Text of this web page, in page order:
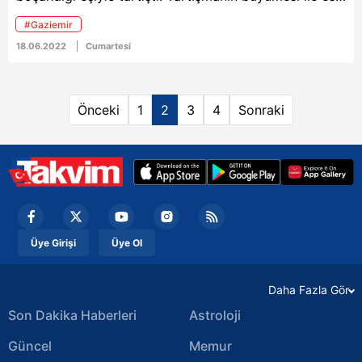
eşi ve 3 yaşındaki oğlunu öldürdü. Zanlı, polise
giderek teslim oldu.
#Gaziemir
18.06.2022 Cumartesi
Önceki 1 2 3 4 Sonraki
Üye Girişi Üye Ol
Daha Fazla Gör
Son Dakika Haberleri
Güncel
Astroloji
Memur